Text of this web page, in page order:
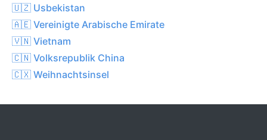
🇺🇿 Usbekistan
🇦🇪 Vereinigte Arabische Emirate
🇻🇳 Vietnam
🇨🇳 Volksrepublik China
🇨🇽 Weihnachtsinsel